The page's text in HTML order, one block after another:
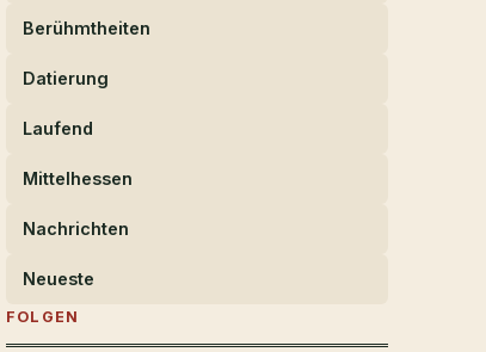
Berühmtheiten
Datierung
Laufend
Mittelhessen
Nachrichten
Neueste
FOLGEN